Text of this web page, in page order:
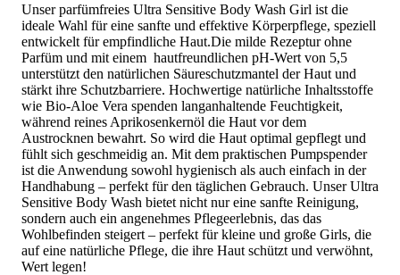
Unser parfümfreies Ultra Sensitive Body Wash Girl ist die
ideale Wahl für eine sanfte und effektive Körperpflege, speziell
entwickelt für empfindliche Haut.Die milde Rezeptur ohne
Parfüm und mit einem hautfreundlichen pH-Wert von 5,5
unterstützt den natürlichen Säureschutzmantel der Haut und
stärkt ihre Schutzbarriere. Hochwertige natürliche Inhaltsstoffe
wie Bio-Aloe Vera spenden langanhaltende Feuchtigkeit,
während reines Aprikosenkernöl die Haut vor dem
Austrocknen bewahrt. So wird die Haut optimal gepflegt und
fühlt sich geschmeidig an. Mit dem praktischen Pumpspender
ist die Anwendung sowohl hygienisch als auch einfach in der
Handhabung – perfekt für den täglichen Gebrauch. Unser Ultra
Sensitive Body Wash bietet nicht nur eine sanfte Reinigung,
sondern auch ein angenehmes Pflegeerlebnis, das das
Wohlbefinden steigert – perfekt für kleine und große Girls, die
auf eine natürliche Pflege, die ihre Haut schützt und verwöhnt,
Wert legen!